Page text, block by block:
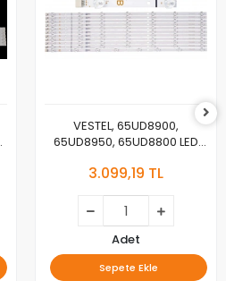
VESTEL, 65UD8900,
65UD8950, 65UD8800 LED
BAR , TELEFUNKEN 65TU7040
TYPE REV02 , VESTEL 650LED
B-TYPE , JL.D65071330-
078AS-M_V02 ,
VES650QNTL-2D-U11,
VES615QNTS-2D-U11 LED BAR
3.099,19 TL
Adet
Sepete Ekle